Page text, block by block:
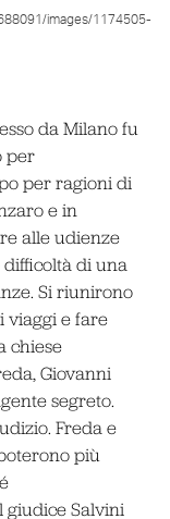
images/1174505-
da Milano fu
per
per ragioni di
e in
alle udienze
difficoltà di una
Si riunirono
viaggi e fare
chiese
Giovanni
segreto.
Freda e
più
giudice Salvini